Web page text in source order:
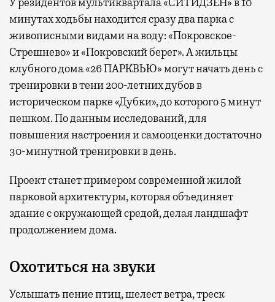
У резидентов мультиквартала «СИТИДЗЕН» в 10
минутах ходьбы находится сразу два парка с
живописными видами на воду: «Покровское-
Стрешнево» и «Покровский берег». А жильцы
клубного дома «26 ПАРКВЬЮ» могут начать день с
тренировки в тени 200-летних дубов в
историческом парке «Дубки», до которого 5 минут
пешком. По данным исследований, для
повышения настроения и самооценки достаточно
30-минутной тренировки в день.
Проект станет примером современной жилой
парковой архитектуры, которая объединяет
здание с окружающей средой, делая ландшафт
продолжением дома.
Охотиться на звуки
Услышать пение птиц, шелест ветра, треск